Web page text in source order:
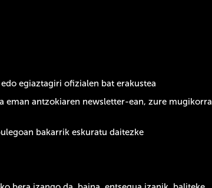
egiaztagiri ofizialen bat erakustea
eman antzokiaren newsletter-ean, zure mugikorra
bakarrik eskuratu daitezke